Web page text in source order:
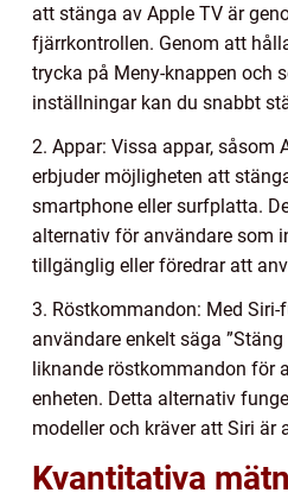
att stänga av Apple TV är
fjärrkontrollen. Genom att
trycka på Meny-knappen och
inställningar kan du snabbt
2. Appar: Vissa appar, såsom
erbjuder möjligheten att
smartphone eller surfplatta.
alternativ för användare som
tillgänglig eller föredrar att
3. Röstkommandon: Med
användare enkelt säga ”Stäng
liknande röstkommandon för
enheten. Detta alternativ
modeller och kräver att Siri är
Kvantitativa